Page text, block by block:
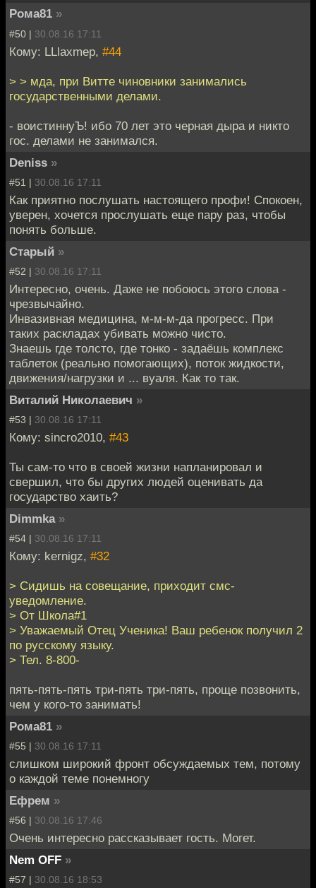
Рома81 »
#50 | 30.08.16 17:11
Кому: LLlaxmep, #44
> > мда, при Витте чиновники занимались
государственными делами.
- воистиннуЪ! ибо 70 лет это черная дыра и никто
гос. делами не занимался.
Deniss »
#51 | 30.08.16 17:11
Как приятно послушать настоящего профи! Спокоен,
уверен, хочется прослушать еще пару раз, чтобы
понять больше.
Старый »
#52 | 30.08.16 17:11
Интересно, очень. Даже не побоюсь этого слова -
чрезвычайно.
Инвазивная медицина, м-м-м-да прогресс. При
таких раскладах убивать можно чисто.
Знаешь где толсто, где тонко - задаёшь комплекс
таблеток (реально помогающих), поток жидкости,
движения/нагрузки и ... вуаля. Как то так.
Виталий Николаевич »
#53 | 30.08.16 17:11
Кому: sincro2010, #43
Ты сам-то что в своей жизни напланировал и
свершил, что бы других людей оценивать да
государство хаить?
Dimmka »
#54 | 30.08.16 17:11
Кому: kernigz, #32
> Сидишь на совещание, приходит смс-
уведомление.
> От Школа#1
> Уважаемый Отец Ученика! Ваш ребенок получил 2
по русскому языку.
> Тел. 8-800-
пять-пять-пять три-пять три-пять, проще позвонить,
чем у кого-то занимать!
Рома81 »
#55 | 30.08.16 17:11
слишком широкий фронт обсуждаемых тем, потому
о каждой теме понемногу
Ефрем »
#56 | 30.08.16 17:46
Очень интересно рассказывает гость. Могет.
Nem OFF »
#57 | 30.08.16 18:53